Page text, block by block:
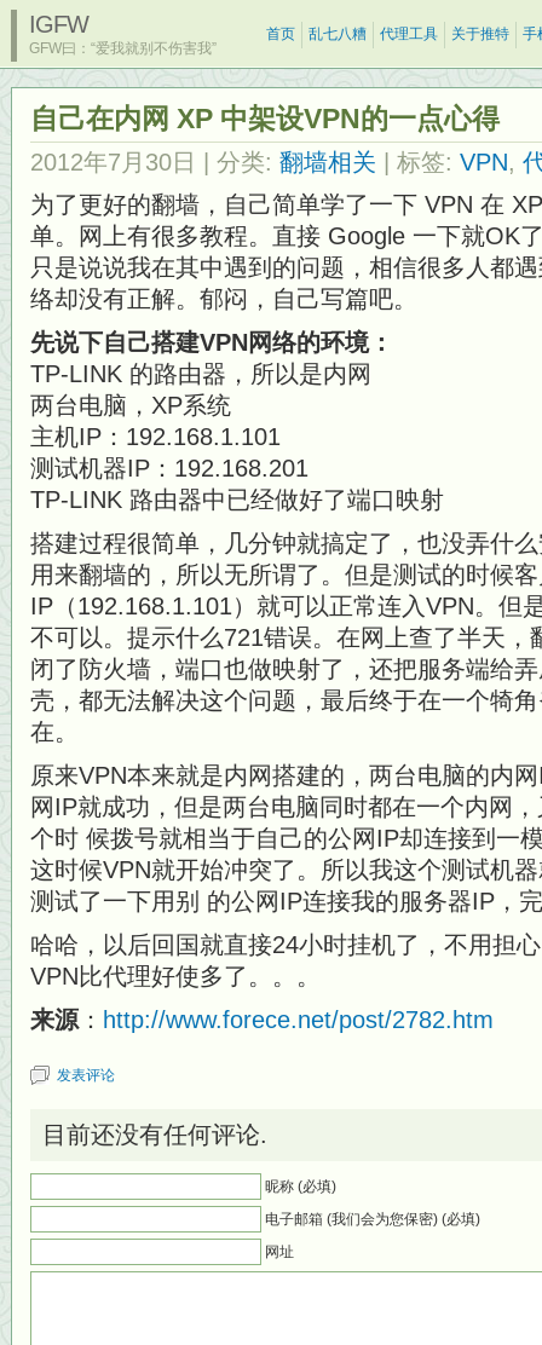
IGFW
GFW曰：“爱我就别不伤害我”
首页 乱七八糟 代理工具 关于推特 手
自己在内网 XP 中架设VPN的一点心得
2012年7月30日 | 分类: 翻墙相关 | 标签: VPN,
为了更好的翻墙，自己简单学了一下 VPN 在
单。网上有很多教程。直接 Google 一下就OK
只是说说我在其中遇到的问题，相信很多人都
络却没有正解。郁闷，自己写篇吧。
先说下自己搭建VPN网络的环境：
TP-LINK 的路由器，所以是内网
两台电脑，XP系统
主机IP：192.168.1.101
测试机器IP：192.168.201
TP-LINK 路由器中已经做好了端口映射
搭建过程很简单，几分钟就搞定了，也没弄什
用来翻墙的，所以无所谓了。但是测试的时候
IP（192.168.1.101）就可以正常连入VPN。但
不可以。提示什么721错误。在网上查了半天，
闭了防火墙，端口也做映射了，还把服务端给
壳，都无法解决这个问题，最后终于在一个犄
在。
原来VPN本来就是内网搭建的，两台电脑的内
网IP就成功，但是两台电脑同时都在一个内网
个时 候拨号就相当于自己的公网IP却连接到一
这时候VPN就开始冲突了。所以我这个测试机
测试了一下用别 的公网IP连接我的服务器IP，
哈哈，以后回国就直接24小时挂机了，不用担
VPN比代理好使多了。。。
来源 ： http://www.forece.net/post/2782.htm
发表评论
目前还没有任何评论.
昵称 (必填)
电子邮箱 (我们会为您保密) (必填)
网址